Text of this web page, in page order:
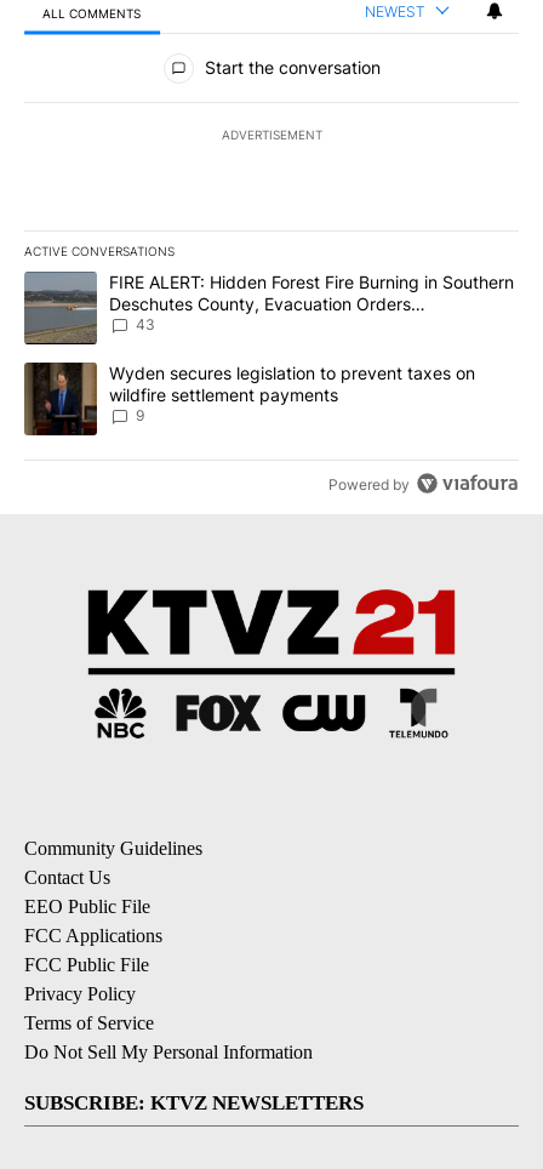
ALL COMMENTS NEWEST
All Comments
Start the conversation
ADVERTISEMENT
ACTIVE CONVERSATIONS
The following is a list of the most commented articles in the last
A trending article titled "FIRE ALERT: Hidden Forest Fire
FIRE ALERT: Hidden Forest Fire Burning in Southern
Deschutes County, Evacuation Orders
Implemented
43
A trending article titled "Wyden secures legislation to prevent
Wyden secures legislation to prevent taxes on
wildfire settlement payments
9
Powered by
Community Guidelines
Contact Us
EEO Public File
FCC Applications
FCC Public File
Privacy Policy
Terms of Service
Do Not Sell My Personal Information
SUBSCRIBE: KTVZ NEWSLETTERS